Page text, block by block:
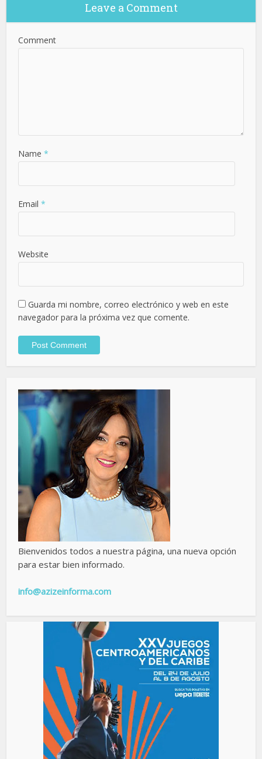
Leave a Comment
Comment
Name *
Email *
Website
Guarda mi nombre, correo electrónico y web en este
navegador para la próxima vez que comente.
Bienvenidos todos a nuestra página, una nueva opción
para estar bien informado.
info@azizeinforma.com